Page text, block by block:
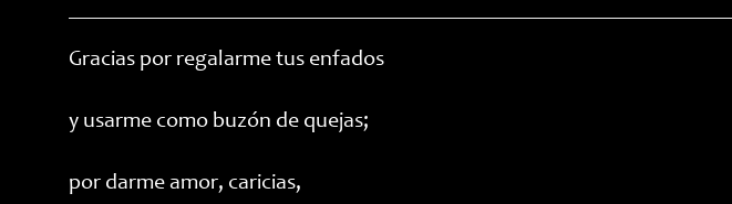
entrada:
entrada:
Gracias por regalarme tus enfados
y usarme como buzón de quejas;
por darme amor, caricias,